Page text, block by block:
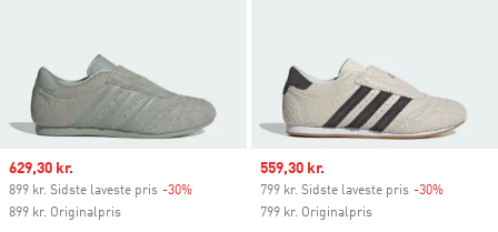
Sale price
629,30 kr.
899 kr. Sidste laveste pris -30%
899 kr. Originalpris
Sale price
559,30 kr.
799 kr. Sidste laveste pris -30%
799 kr. Originalpris